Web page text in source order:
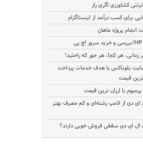
کشاورزی اگری راز
برای کسب درآمد از اینستاگرام
پروژه ماهان
زمانی، هر کجا، هر جور که راحتید!
سایت بلوباکس با هدف خدمات پرداخت
قیمت
با ارزان ترین قیمت
ای دی از لامپ رشته‌ای و کم مصرف بهتر
ال ای دی سقفی فروش خوبی دارند؟